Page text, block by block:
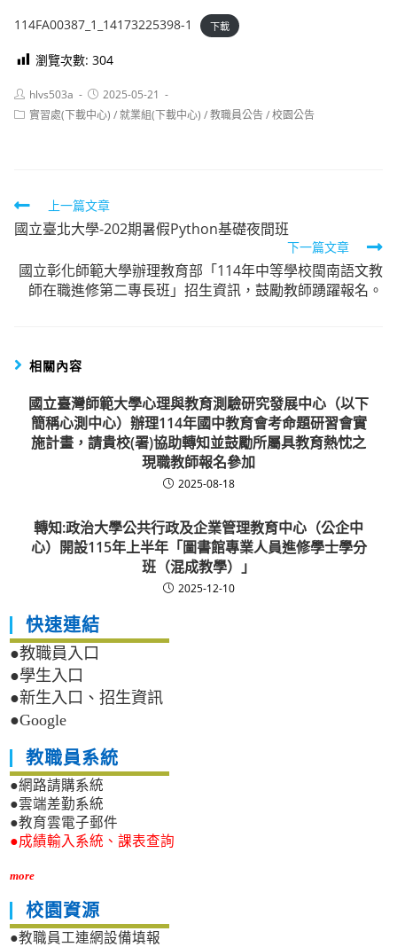
114FA00387_1_14173225398-1 下載
瀏覽次數: 304
Post
author:
hlvs503a
Post
published:
2025-05-21
Post實習處(下載中心) /就業組(下載中心) /教職員公告/校園公告
Read
more
articles
上一篇文章
國立臺北大學-202期暑假Python基礎夜間班
下一篇文章
國立彰化師範大學辦理教育部「114年中等學校閩南語文教
師在職進修第二專長班」招生資訊，鼓勵教師踴躍報名。
相關內容
國立臺灣師範大學心理與教育測驗研究發展中心（以下
簡稱心測中心）辦理114年國中教育會考命題研習會實
施計畫，請貴校(署)協助轉知並鼓勵所屬具教育熱忱之
現職教師報名參加
2025-08-18
轉知:政治大學公共行政及企業管理教育中心（公企中
心）開設115年上半年「圖書館專業人員進修學士學分
班（混成教學）」
2025-12-10
快速連結
●教職員入口
●學生入口
●新生入口、招生資訊
●Google
教職員系統
●網路請購系統
●雲端差勤系統
●教育雲電子郵件
●成績輸入系統、課表查詢
more
校園資源
●教職員工連網設備填報